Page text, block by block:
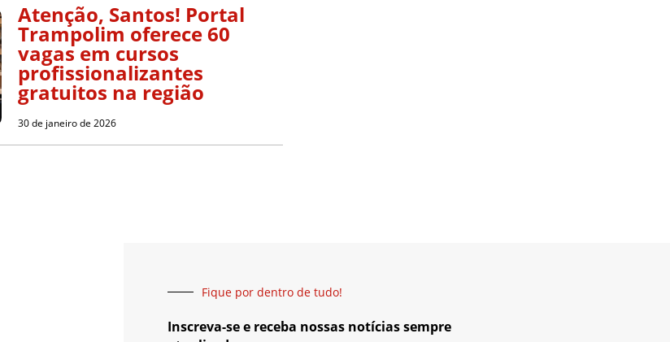
Atenção, Santos! Portal
Trampolim oferece 60
vagas em cursos
profissionalizantes
gratuitos na região
30 de janeiro de 2026
Fique por dentro de tudo!
Inscreva-se e receba nossas notícias sempre